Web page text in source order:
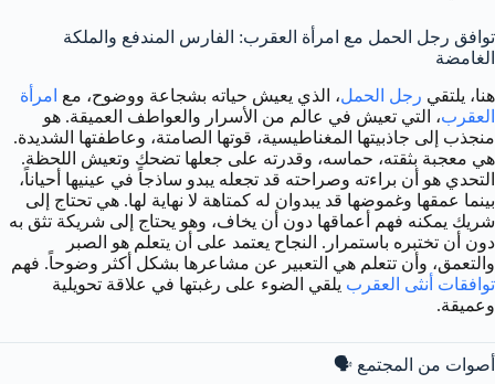
توافق رجل الحمل مع امرأة العقرب: الفارس المندفع والملكة
الغامضة
هنا، يلتقي رجل الحمل، الذي يعيش حياته بشجاعة ووضوح، مع امرأة
العقرب، التي تعيش في عالم من الأسرار والعواطف العميقة. هو
منجذب إلى جاذبيتها المغناطيسية، قوتها الصامتة، وعاطفتها الشديدة.
هي معجبة بثقته، حماسه، وقدرته على جعلها تضحك وتعيش اللحظة.
التحدي هو أن براءته وصراحته قد تجعله يبدو ساذجاً في عينيها أحياناً،
بينما عمقها وغموضها قد يبدوان له كمتاهة لا نهاية لها. هي تحتاج إلى
شريك يمكنه فهم أعماقها دون أن يخاف، وهو يحتاج إلى شريكة تثق به
دون أن تختبره باستمرار. النجاح يعتمد على أن يتعلم هو الصبر
والتعمق، وأن تتعلم هي التعبير عن مشاعرها بشكل أكثر وضوحاً. فهم
توافقات أنثى العقرب يلقي الضوء على رغبتها في علاقة تحويلية
وعميقة.
أصوات من المجتمع 🗣️